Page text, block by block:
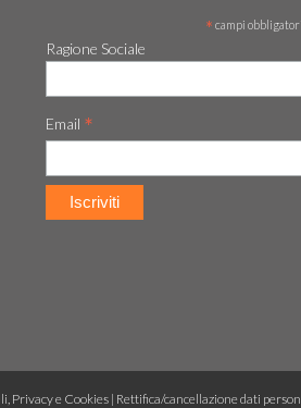
* campi obbligatori
Ragione Sociale
Email *
Privacy e Cookies | Rettifica/cancellazione dati